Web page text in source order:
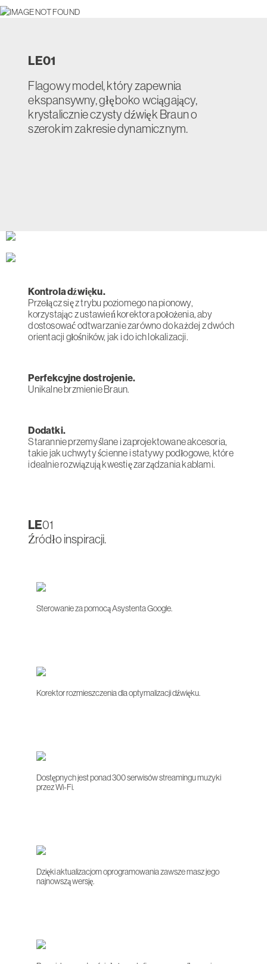
LE01
Flagowy model, który zapewnia
ekspansywny, głęboko wciągający,
krystalicznie czysty dźwięk Braun o
szerokim zakresie dynamicznym.
Kontrola dźwięku.
Przełącz się z trybu poziomego na pionowy,
korzystając z ustawień korektora położenia, aby
dostosować odtwarzanie zarówno do każdej z dwóch
orientacji głośników, jak i do ich lokalizacji.
Perfekcyjne dostrojenie.
Unikalne brzmienie Braun.
Dodatki.
Starannie przemyślane i zaprojektowane akcesoria,
takie jak uchwyty ścienne i statywy podłogowe, które
idealnie rozwiązują kwestię zarządzania kablami.
LE01
Źródło inspiracji.
Sterowanie za pomocą Asystenta Google.
Korektor rozmieszczenia dla optymalizacji dźwięku.
Dostępnych jest ponad 300 serwisów streamingu muzyki
przez Wi-Fi.
Dzięki aktualizacjom oprogramowania zawsze masz jego
najnowszą wersję.